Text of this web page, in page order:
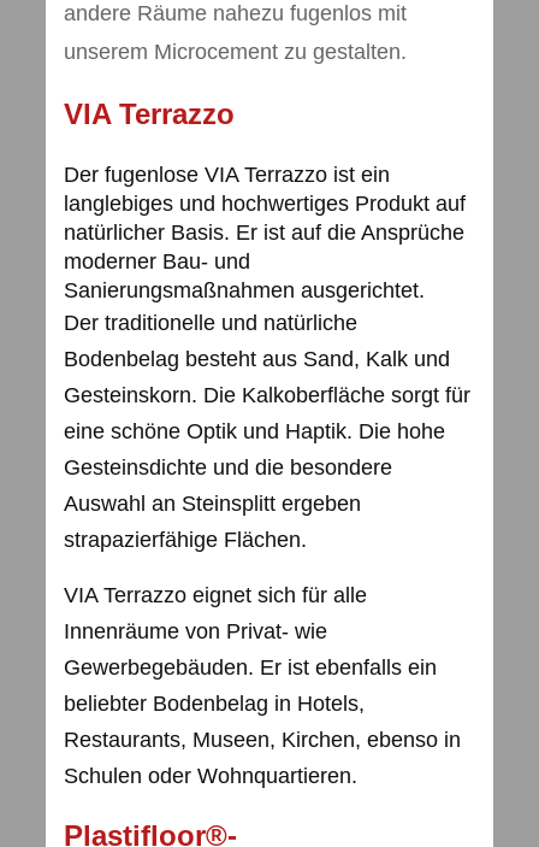
andere Räume nahezu fugenlos mit
unserem Microcement zu gestalten.
VIA Terrazzo
Der fugenlose VIA Terrazzo ist ein
langlebiges und hochwertiges Produkt auf
natürlicher Basis. Er ist auf die Ansprüche
moderner Bau- und
Sanierungsmaßnahmen ausgerichtet.
Der traditionelle und natürliche
Bodenbelag besteht aus Sand, Kalk und
Gesteinskorn. Die Kalkoberfläche sorgt für
eine schöne Optik und Haptik. Die hohe
Gesteinsdichte und die besondere
Auswahl an Steinsplitt ergeben
strapazierfähige Flächen.
VIA Terrazzo eignet sich für alle
Innenräume von Privat- wie
Gewerbegebäuden. Er ist ebenfalls ein
beliebter Bodenbelag in Hotels,
Restaurants, Museen, Kirchen, ebenso in
Schulen oder Wohnquartieren.
Plastifloor®-